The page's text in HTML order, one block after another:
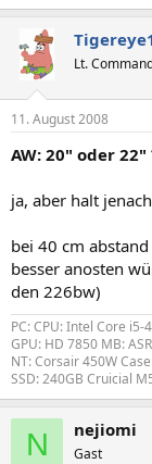
Lt.
11. August 2008
AW: 20" oder 22"
ja, aber halt
bei 40 cm
besser anosten
den 226bw)
PC: CPU: Intel Core
GPU: HD 7850 MB:
NT: Corsair 450W
SSD: 240GB Cruicial
N nejiomi
Gast